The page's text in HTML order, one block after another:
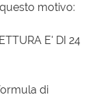
motivo:
E' DI 24
di